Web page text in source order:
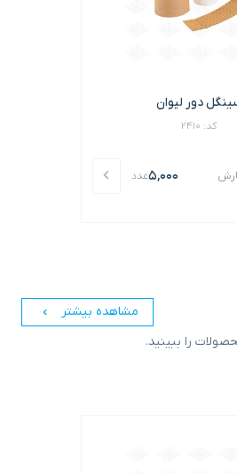
دور لیوان
کد: 2410
5,000عدد
را ببینید.
مشاهده بیشتر